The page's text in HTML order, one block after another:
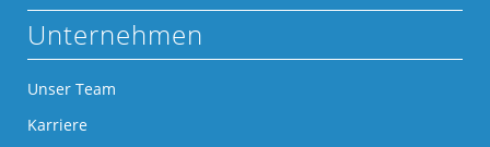
Unternehmen
Unser Team
Karriere